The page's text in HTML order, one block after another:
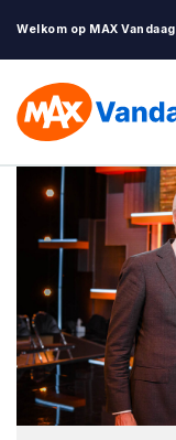
Welkom op MAX Vandaag